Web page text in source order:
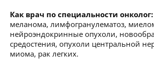
Как врач по специальности онколог:
меланома, лимфогранулематоз,
нейроэндокринные опухоли,
средостения, опухоли центральной
миома, рак легких.